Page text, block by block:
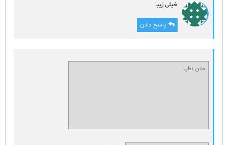
خیلی زیبا
پاسخ دادن